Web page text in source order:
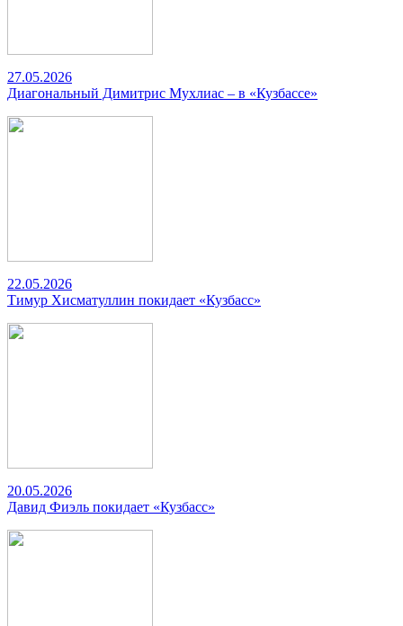
27.05.2026
Диагональный Димитрис Мухлиас – в «Кузбассе»
22.05.2026
Тимур Хисматуллин покидает «Кузбасс»
20.05.2026
Давид Фиэль покидает «Кузбасс»